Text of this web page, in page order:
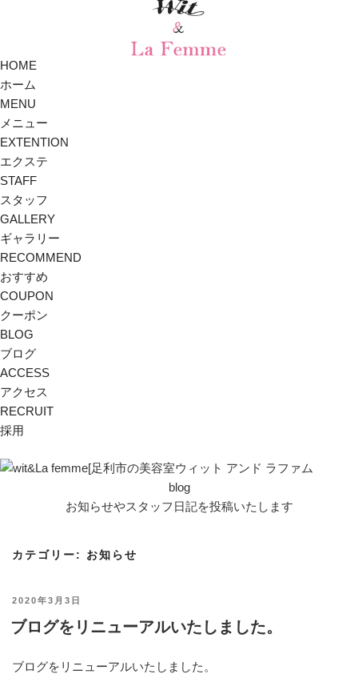
HOME
ホーム
MENU
メニュー
EXTENTION
エクステ
STAFF
スタッフ
GALLERY
ギャラリー
RECOMMEND
おすすめ
COUPON
クーポン
BLOG
ブログ
ACCESS
アクセス
RECRUIT
採用
blog
お知らせやスタッフ日記を投稿いたします
カテゴリー: お知らせ
投
稿
2020年3月3日
ブログをリニューアルいたしました。
ブログをリニューアルいたしました。